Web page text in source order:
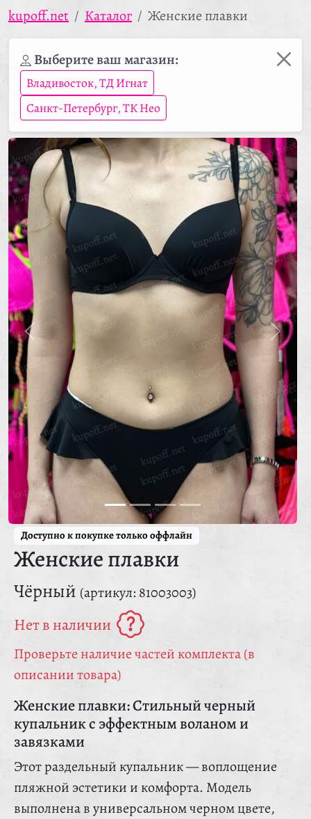
kupoff.net Каталог Женские плавки
Выберите ваш магазин:
Владивосток, ТД Игнат
Санкт-Петербург, ТК Нео
Доступно к покупке только оффлайн
Женские плавки
Чёрный (артикул: 81003003)
Нет в наличии
Проверьте наличие частей комплекта (в
описании товара)
Женские плавки: Стильный черный
купальник с эффектным воланом и
завязками
Этот раздельный купальник — воплощение
пляжной эстетики и комфорта. Модель
выполнена в универсальном черном цвете,